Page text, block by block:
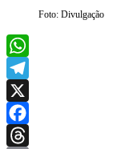
Foto: Divulgação
WhatsApp
Telegram
X
Facebook